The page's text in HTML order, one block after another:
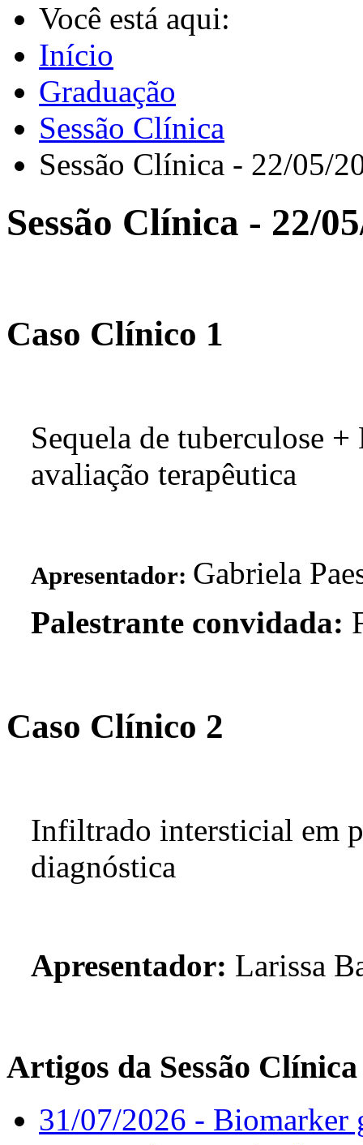
Você está aqui:
Início
Graduação
Sessão Clínica
Sessão Clínica - 22/05/
Sessão Clínica - 22/
Caso Clínico 1
Sequela de tuberculose
avaliação terapêutica
Apresentador: Gabriela
Palestrante convidada:
Caso Clínico 2
Infiltrado intersticial em
diagnóstica
Apresentador: Larissa
Artigos da Sessão Clínica
31/07/2026 - Biomarker